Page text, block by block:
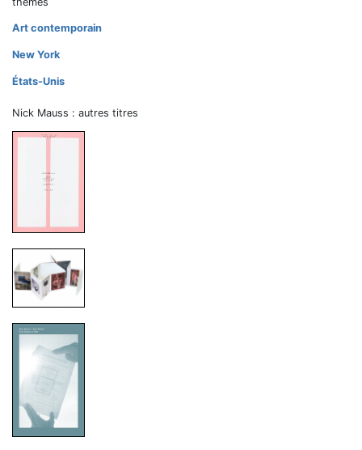
Art contemporain
New York
États-Unis
Nick Mauss : autres titres